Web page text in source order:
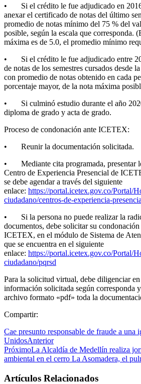
• Si el crédito le fue adjudicado en 2016
anexar el certificado de notas del último
promedio de notas mínimo del 75 % del
posible, según la escala que corresponda.
máxima es de 5.0, el promedio mínimo
• Si el crédito le fue adjudicado entre
de notas de los semestres cursados desde
con promedio de notas obtenido en cada
porcentaje mayor, de la nota máxima
• Si culminó estudio durante el año
diploma de grado y acta de grado.
Proceso de condonación ante ICETEX:
• Reunir la documentación solicitada.
• Mediante cita programada, presentar
Centro de Experiencia Presencial de
se debe agendar a través del siguiente
enlace: https://portal.icetex.gov.co/Portal/
ciudadano/centros-de-experiencia-
• Si la persona no puede realizar la
documentos, debe solicitar su
ICETEX, en el módulo de Sistema de
que se encuentra en el siguiente
enlace: https://portal.icetex.gov.co/Portal/
ciudadano/pqrsd
Para la solicitud virtual, debe diligenciar
información solicitada según corresponda
archivo formato «pdf» toda la
Compartir:
Cae presunto responsable de fraude a una
UnidosAnterior
PróximoLa Alcaldía de Medellín realiza
ambiental en el cerro La Asomadera, el
Artículos Relacionados